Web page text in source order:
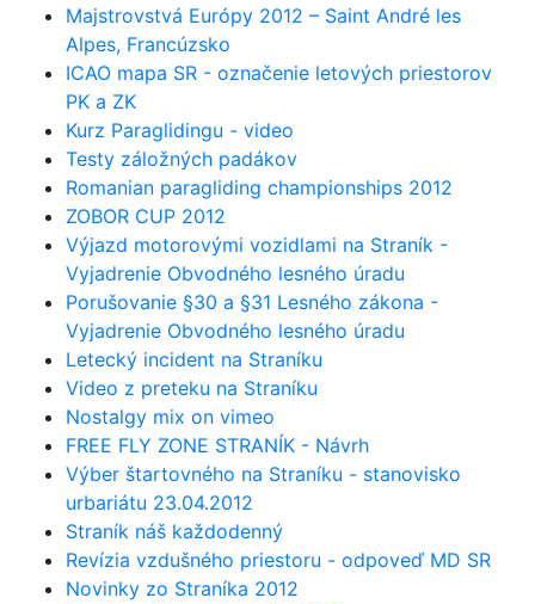
Majstrovstvá Európy 2012 – Saint André les
Alpes, Francúzsko
ICAO mapa SR - označenie letových priestorov
PK a ZK
Kurz Paraglidingu - video
Testy záložných padákov
Romanian paragliding championships 2012
ZOBOR CUP 2012
Výjazd motorovými vozidlami na Straník -
Vyjadrenie Obvodného lesného úradu
Porušovanie §30 a §31 Lesného zákona -
Vyjadrenie Obvodného lesného úradu
Letecký incident na Straníku
Video z preteku na Straníku
Nostalgy mix on vimeo
FREE FLY ZONE STRANÍK - Návrh
Výber štartovného na Straníku - stanovisko
urbariátu 23.04.2012
Straník náš každodenný
Revízia vzdušného priestoru - odpoveď MD SR
Novinky zo Straníka 2012